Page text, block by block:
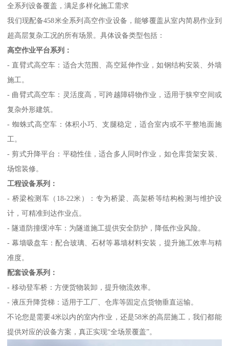
全系列设备覆盖，满足多样化施工需求
我们现配备458米全系列高空作业设备，能够覆盖从室内简易作业到
超高层复杂工况的所有场景。具体设备类型包括：
高空作业平台系列：
- 直臂式高空车：适合大范围、高空延伸作业，如钢结构安装、外墙
施工。
- 曲臂式高空车：灵活度高，可跨越障碍物作业，适用于狭窄空间或
复杂外形建筑。
- 蜘蛛式高空车：体积小巧、支腿稳定，适合室内或不平整地面施
工。
- 剪式升降平台：平稳性佳，适合多人同时作业，如仓库货架安装、
场馆装修。
工程设备系列：
- 桥梁检测车（18-22米）：专为桥梁、高架桥等结构检测与维护设
计，可精准到达作业点。
- 隧道防撞缓冲车：为隧道施工提供安全防护，降低作业风险。
- 幕墙吸盘车：配合玻璃、石材等幕墙材料安装，提升施工效率与精
准度。
配套设备系列：
- 移动登车桥：方便货物装卸，提升物流效率。
- 液压升降货梯：适用于工厂、仓库等固定点货物垂直运输。
不论您是需要4米以内的室内作业，还是58米的高层施工，我们都能
提供对应的设备方案，真正实现“全场景覆盖”。